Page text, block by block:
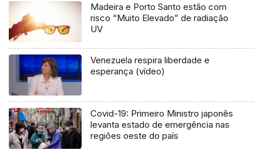
Madeira e Porto Santo estão com
risco “Muito Elevado” de radiação
UV
Venezuela respira liberdade e
esperança (vídeo)
Covid-19: Primeiro Ministro japonês
levanta estado de emergência nas
regiões oeste do país